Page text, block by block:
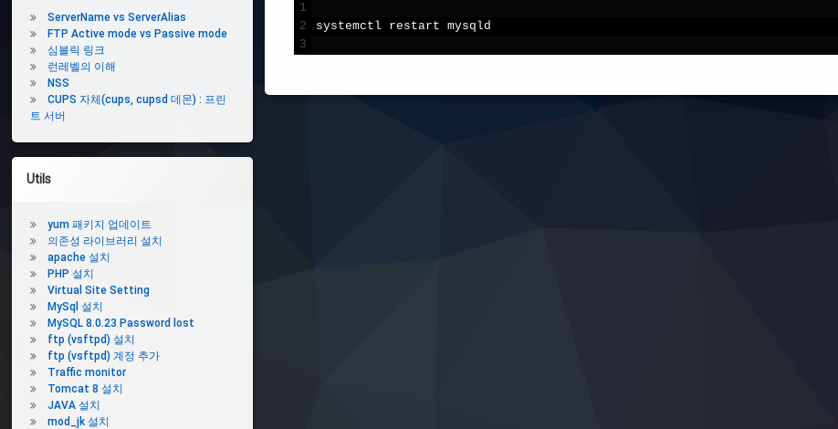
1
2
3
systemctl restart mysqld
ServerName vs ServerAlias
FTP Active mode vs Passive mode
심볼릭 링크
런레벨의 이해
NSS
CUPS 자체(cups, cupsd 데몬) : 프린
트 서버
Utils
yum 패키지 업데이트
의존성 라이브러리 설치
apache 설치
PHP 설치
Virtual Site Setting
MySql 설치
MySQL 8.0.23 Password lost
ftp (vsftpd) 설치
ftp (vsftpd) 계정 추가
Traffic monitor
Tomcat 8 설치
JAVA 설치
mod_jk 설치